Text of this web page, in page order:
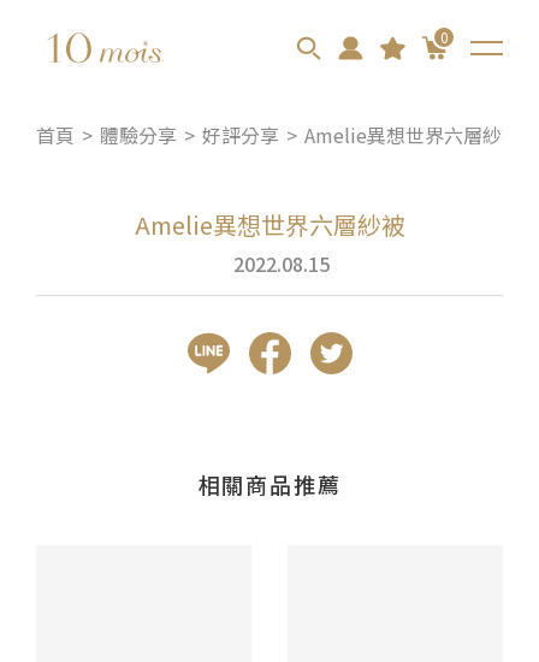
0
首頁 體驗分享 好評分享 Amelie異想世界六層紗被
Amelie異想世界六層紗被
2022.08.15
相關商品推薦